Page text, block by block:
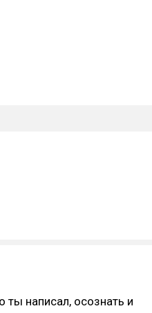
ты написал, осознать и